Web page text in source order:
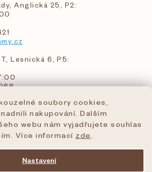
soubory cookies,
nakupování. Dalším
webu nám vyjadřujete souhlas
Více informací zde
Nastavení
Anglická 25, P2:
Lesnická 6, P5:
968